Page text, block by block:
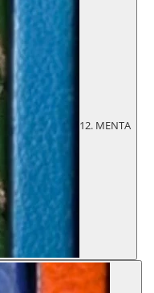
12. MENTA